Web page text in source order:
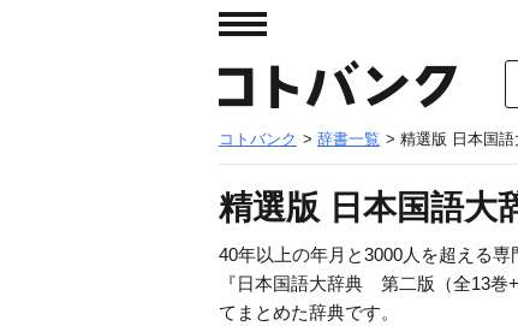
コトバンク > 辞書一覧 > 精選版 日本国語
精選版 日本国語大
40年以上の年月と3000人を超える
『日本国語大辞典 第二版（全13巻
てまとめた辞典です。